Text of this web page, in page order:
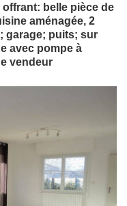
offrant: belle pièce de
aménagée, 2
garage; puits; sur
avec pompe à
vendeur